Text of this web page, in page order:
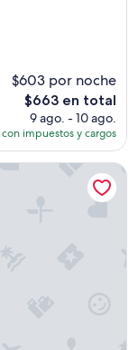
$603 por noche
El
precio
actual
es
de
$663 en total
9 ago. - 10 ago.
con impuestos y cargos